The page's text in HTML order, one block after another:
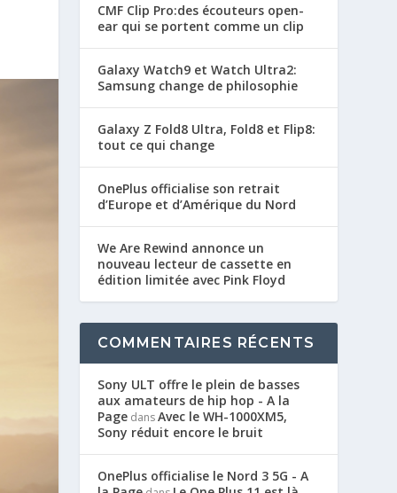
CMF Clip Pro:des écouteurs open-
ear qui se portent comme un clip
Galaxy Watch9 et Watch Ultra2:
Samsung change de philosophie
Galaxy Z Fold8 Ultra, Fold8 et Flip8:
tout ce qui change
OnePlus officialise son retrait
d’Europe et d’Amérique du Nord
We Are Rewind annonce un
nouveau lecteur de cassette en
édition limitée avec Pink Floyd
COMMENTAIRES RÉCENTS
Sony ULT offre le plein de basses
aux amateurs de hip hop - A la
Page dansAvec le WH-1000XM5,
Sony réduit encore le bruit
OnePlus officialise le Nord 3 5G - A